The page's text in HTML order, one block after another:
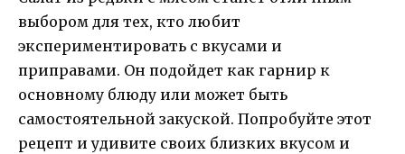
выбором для тех, кто любит
экспериментировать с вкусами и
приправами. Он подойдет как гарнир к
основному блюду или может быть
самостоятельной закуской. Попробуйте этот
рецепт и удивите своих близких вкусом и